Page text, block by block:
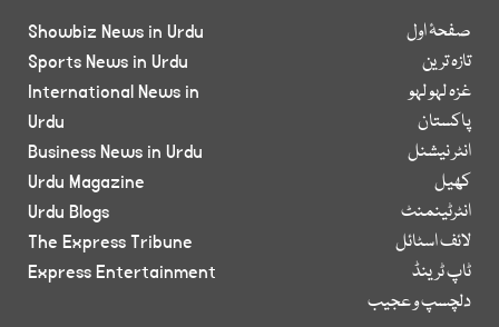
صفحۂ اول
تازہ ترین
غزہ لہو لہو
پاکستان
انٹر نیشنل
کھیل
انٹرٹینمنٹ
لائف اسٹائل
ٹاپ ٹرینڈ
دلچسپ و عجیب
Showbiz News in Urdu
Sports News in Urdu
International News in
Urdu
Business News in Urdu
Urdu Magazine
Urdu Blogs
The Express Tribune
Express Entertainment